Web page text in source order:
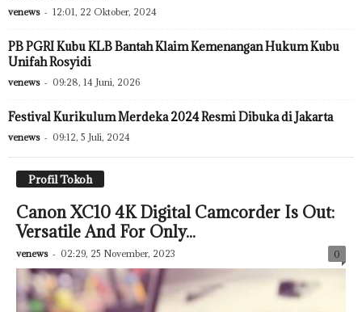
venews - 12:01, 22 Oktober, 2024
PB PGRI Kubu KLB Bantah Klaim Kemenangan Hukum Kubu
Unifah Rosyidi
venews - 09:28, 14 Juni, 2026
Festival Kurikulum Merdeka 2024 Resmi Dibuka di Jakarta
venews - 09:12, 5 Juli, 2024
Profil Tokoh
Canon XC10 4K Digital Camcorder Is Out:
Versatile And For Only...
venews - 02:29, 25 November, 2023 0